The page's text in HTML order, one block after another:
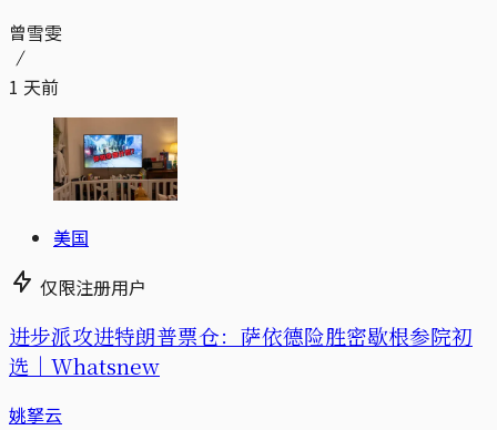
曾雪雯
1 天前
美国
仅限注册用户
进步派攻进特朗普票仓：萨依德险胜密歇根参院初
选｜Whatsnew
姚拏云